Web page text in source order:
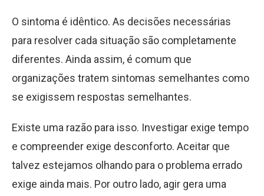
O sintoma é idêntico. As decisões necessárias
para resolver cada situação são completamente
diferentes. Ainda assim, é comum que
organizações tratem sintomas semelhantes como
se exigissem respostas semelhantes.
Existe uma razão para isso. Investigar exige tempo
e compreender exige desconforto. Aceitar que
talvez estejamos olhando para o problema errado
exige ainda mais. Por outro lado, agir gera uma